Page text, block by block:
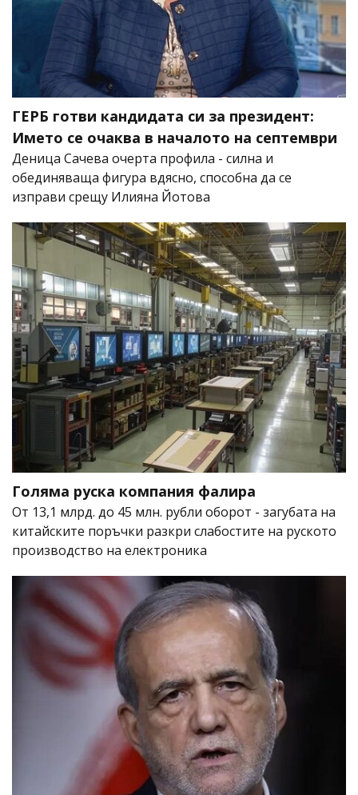
ГЕРБ готви кандидата си за президент:
Името се очаква в началото на септември
Деница Сачева очерта профила - силна и
обединяваща фигура вдясно, способна да се
изправи срещу Илияна Йотова
Голяма руска компания фалира
От 13,1 млрд. до 45 млн. рубли оборот - загубата на
китайските поръчки разкри слабостите на руското
производство на електроника